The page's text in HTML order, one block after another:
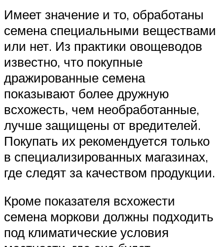
Имеет значение и то, обработаны
семена специальными веществами
или нет. Из практики овощеводов
известно, что покупные
дражированные семена
показывают более дружную
всхожесть, чем необработанные,
лучше защищены от вредителей.
Покупать их рекомендуется только
в специализированных магазинах,
где следят за качеством продукции.
Кроме показателя всхожести
семена моркови должны подходить
под климатические условия